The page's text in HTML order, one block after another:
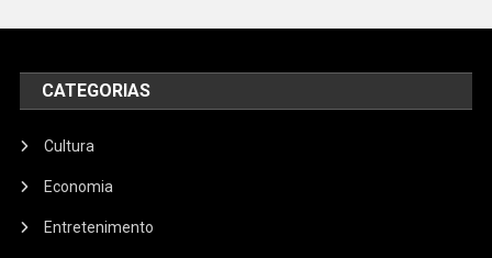
CATEGORIAS
Cultura
Economia
Entretenimento